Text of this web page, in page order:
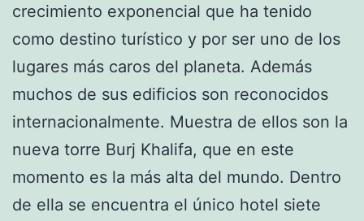
crecimiento exponencial que ha tenido
como destino turístico y por ser uno de los
lugares más caros del planeta. Además
muchos de sus edificios son reconocidos
internacionalmente. Muestra de ellos son la
nueva torre Burj Khalifa, que en este
momento es la más alta del mundo. Dentro
de ella se encuentra el único hotel siete